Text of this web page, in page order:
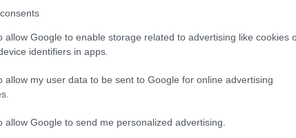
allow Google to enable storage related to advertising like cookies
identifiers in apps.
allow my user data to be sent to Google for online advertising
allow Google to send me personalized advertising.
Travel| 24.12.2023 10:17
χειμερινούς προορισμούς: Οι
οι ξενοδόχοι